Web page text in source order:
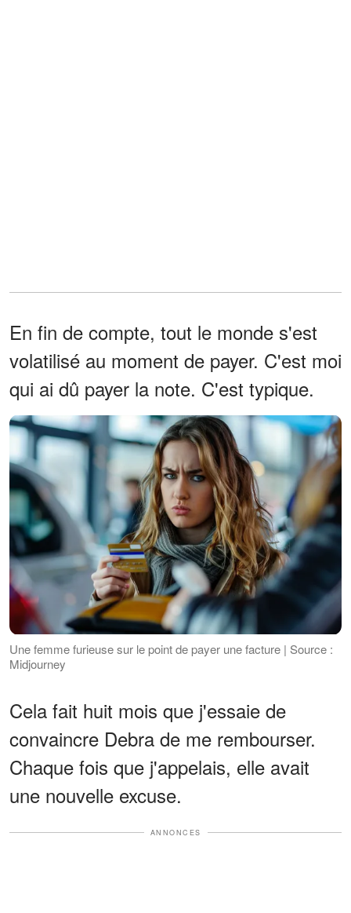
En fin de compte, tout le monde s'est
volatilisé au moment de payer. C'est moi
qui ai dû payer la note. C'est typique.
Une femme furieuse sur le point de payer une facture | Source :
Midjourney
Cela fait huit mois que j'essaie de
convaincre Debra de me rembourser.
Chaque fois que j'appelais, elle avait
une nouvelle excuse.
ANNONCES